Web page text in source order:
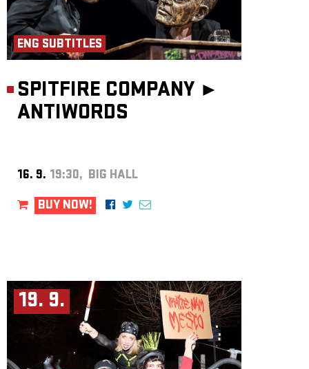
ENG SUBTITLES
SPITFIRE COMPANY ►
ANTIWORDS
16. 9. 19:30, BIG HALL
BUY NOW!
19. 9.